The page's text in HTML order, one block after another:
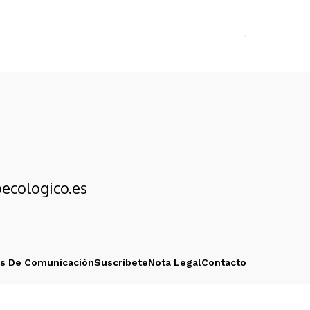
De ComunicaciónSuscríbeteNota LegalContacto